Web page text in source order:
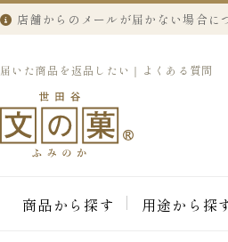
店舗からのメールが届かない場合に
届いた商品を返品したい｜よくある質問
商品から探す 用途から探